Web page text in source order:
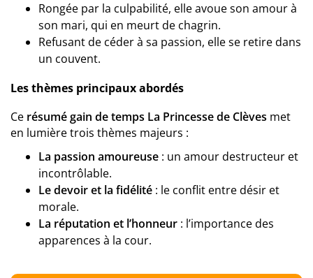
Rongée par la culpabilité, elle avoue son amour à
son mari, qui en meurt de chagrin.
Refusant de céder à sa passion, elle se retire dans
un couvent.
Les thèmes principaux abordés
Ce résumé gain de temps La Princesse de Clèves met
en lumière trois thèmes majeurs :
La passion amoureuse : un amour destructeur et
incontrôlable.
Le devoir et la fidélité : le conflit entre désir et
morale.
La réputation et l’honneur : l’importance des
apparences à la cour.